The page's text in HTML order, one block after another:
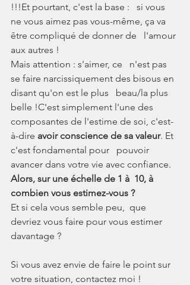
!!!Et pourtant, c'est la base :   si vous
ne vous aimez pas vous-même, ça va
être compliqué de donner de   l'amour
aux autres !
Mais attention : s'aimer, ce   n'est pas
se faire narcissiquement des bisous en
disant qu'on est le plus   beau/la plus
belle !C'est simplement l'une des
composantes de l'estime de soi, c'est-
à-dire avoir conscience de sa valeur. Et
c'est fondamental pour   pouvoir
avancer dans votre vie avec confiance.
Alors, sur une échelle de 1 à  10, à
combien vous estimez-vous ?
Et si cela vous semble peu,  que
devriez vous faire pour vous estimer
davantage ?
Si vous avez envie de faire le point sur
votre situation, contactez moi !